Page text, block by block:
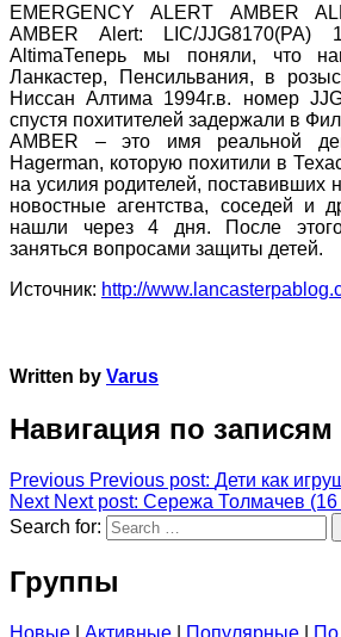
EMERGENCY ALERT AMBER
AMBER Alert: LIC/JJG8170(PA)
AltimaТеперь мы поняли, что
Ланкастер, Пенсильвания, в
Ниссан Алтима 1994г.в. номер
спустя похитителей задержали в
AMBER – это имя реальной
Hagerman, которую похитили в
на усилия родителей,
новостные агентства, соседей и
нашли через 4 дня. После
заняться вопросами защиты детей.
Источник: http://
Written by Varus
Навигация по записям
Previous Previous post: Дети как
Next Next post: Сережа Толмачев (16
Search for:
Группы
Новые Активные Популярные